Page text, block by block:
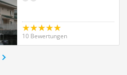
10 Bewertungen